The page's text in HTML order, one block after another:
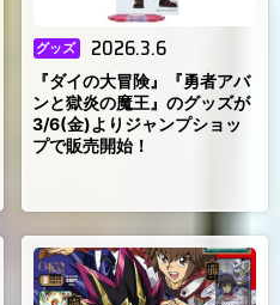
グッズ 2026.3.6
『ダイの大冒険』『勇者アバ
ンと獄炎の魔王』のグッズが
3/6(金)よりジャンプショッ
プで販売開始！